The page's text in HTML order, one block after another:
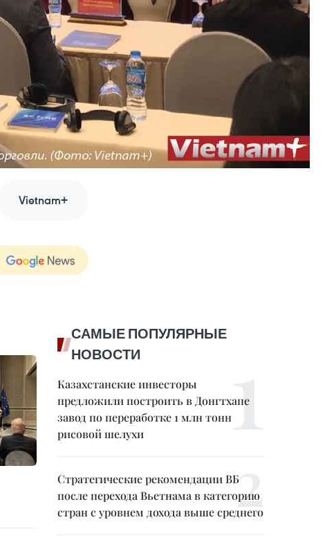
Vietnam+
САМЫЕ ПОПУЛЯРНЫЕ
НОВОСТИ
Казахстанские инвесторы
предложили построить в Донгтхапе
завод по переработке 1 млн тонн
рисовой шелухи
Стратегические рекомендации ВБ
после перехода Вьетнама в категорию
стран с уровнем дохода выше среднего